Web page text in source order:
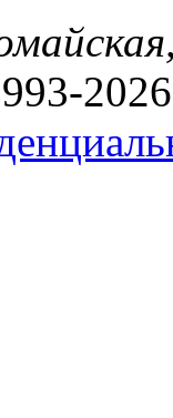
2026